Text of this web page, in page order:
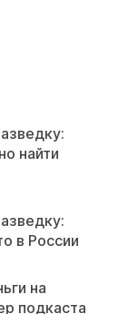
найти
в России
на
подкаста